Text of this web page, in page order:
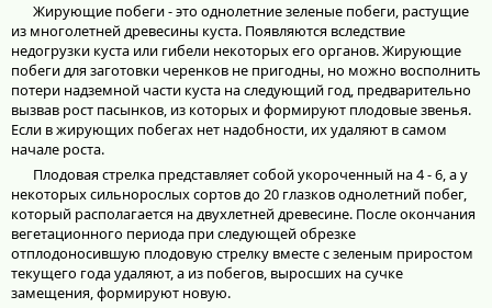
Жирующие побеги - это однолетние зеленые побеги, растущие
из многолетней древесины куста. Появляются вследствие
недогрузки куста или гибели некоторых его органов. Жирующие
побеги для заготовки черенков не пригодны, но можно восполнить
потери надземной части куста на следующий год, предварительно
вызвав рост пасынков, из которых и формируют плодовые звенья.
Если в жирующих побегах нет надобности, их удаляют в самом
начале роста.
Плодовая стрелка представляет собой укороченный на 4 - 6, а у
некоторых сильнорослых сортов до 20 глазков однолетний побег,
который располагается на двухлетней древесине. После окончания
вегетационного периода при следующей обрезке
отплодоносившую плодовую стрелку вместе с зеленым приростом
текущего года удаляют, а из побегов, выросших на сучке
замещения, формируют новую.